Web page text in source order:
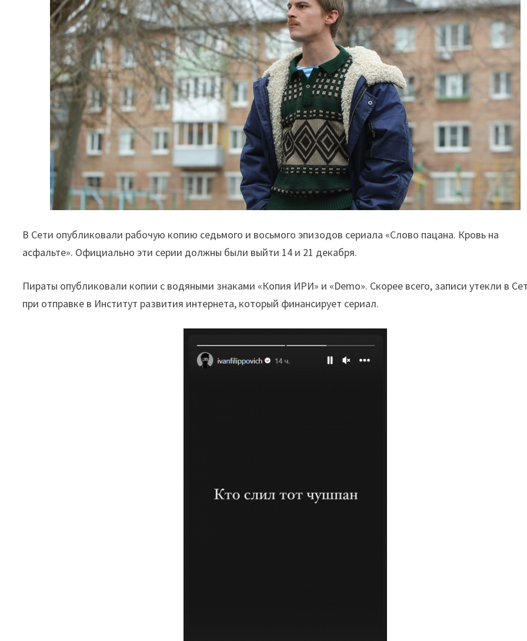
В Сети опубликовали рабочую копию седьмого и восьмого эпизодов сериала «Слово пацана. Кровь на
асфальте». Официально эти серии должны были выйти 14 и 21 декабря.
Пираты опубликовали копии с водяными знаками «Копия ИРИ» и «Demo». Скорее всего, записи утекли в
при отправке в Институт развития интернета, который финансирует сериал.